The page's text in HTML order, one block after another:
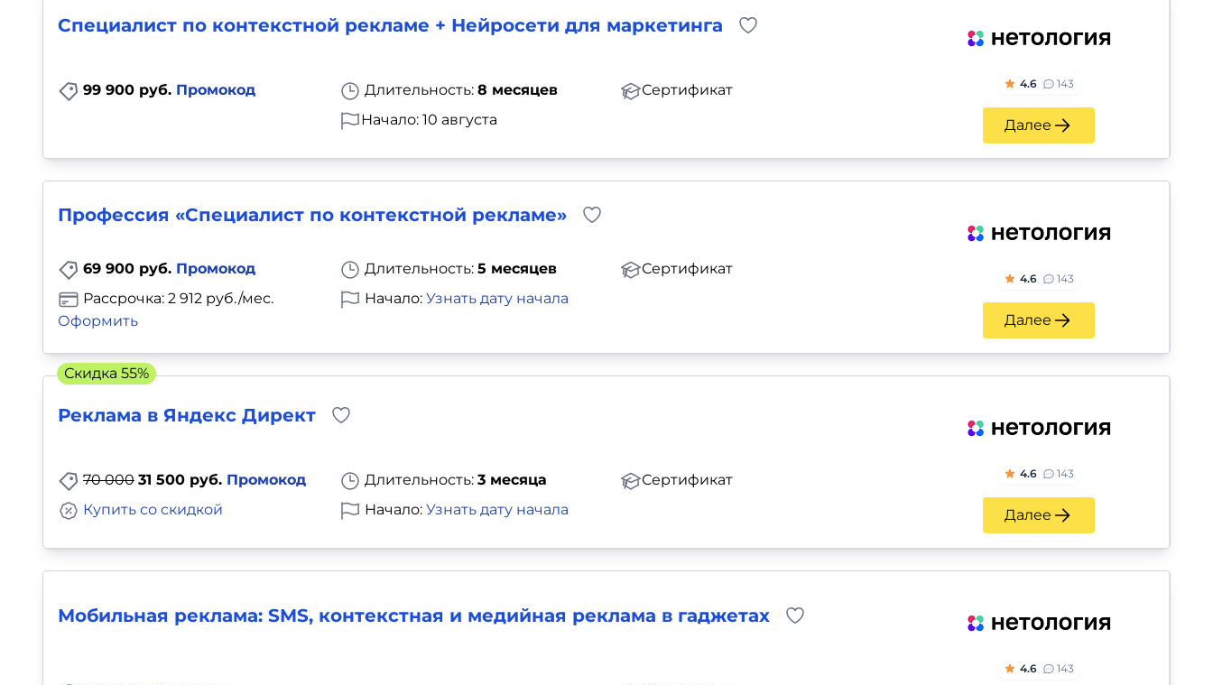
Специалист по контекстной рекламе + Нейросети для маркетинга
99 900 руб. Промокод Длительность: 8 месяцев
Сертификат
Начало: 10 августа
4.6 143
Далее
Профессия «Специалист по контекстной рекламе»
69 900 руб. Промокод Длительность: 5 месяцев
Сертификат
Рассрочка: 2 912 руб./мес.
Оформить
Начало: Узнать дату начала
4.6 143
Далее
Реклама в Яндекс Директ
70 000 31 500 руб. Промокод Длительность: 3 месяца
Сертификат
Купить со скидкой
Начало: Узнать дату начала
4.6 143
Далее
Скидка 55%
Мобильная реклама: SMS, контекстная и медийная реклама в гаджетах
4.6 143